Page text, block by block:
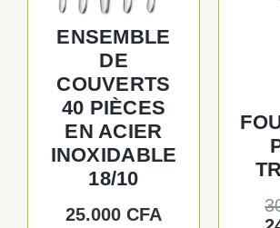
ENSEMBLE
DE
COUVERTS
40 PIÈCES
EN ACIER
INOXIDABLE
18/10
25.000 CFA